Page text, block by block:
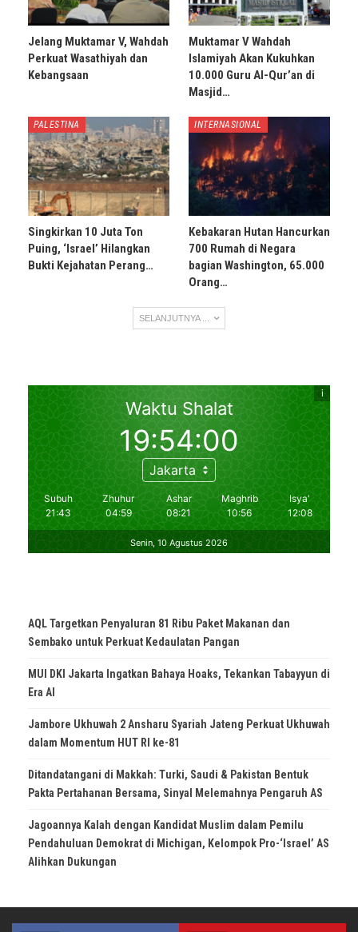
Jelang Muktamar V, Wahdah
Perkuat Wasathiyah dan
Kebangsaan
Muktamar V Wahdah
Islamiyah Akan Kukuhkan
10.000 Guru Al-Qur’an di
Masjid…
PALESTINA
Singkirkan 10 Juta Ton
Puing, ‘Israel’ Hilangkan
Bukti Kejahatan Perang…
INTERNASIONAL
Kebakaran Hutan Hancurkan
700 Rumah di Negara
bagian Washington, 65.000
Orang…
SELANJUTNYA ...
AQL Targetkan Penyaluran 81 Ribu Paket Makanan dan
Sembako untuk Perkuat Kedaulatan Pangan
MUI DKI Jakarta Ingatkan Bahaya Hoaks, Tekankan Tabayyun di
Era AI
Jambore Ukhuwah 2 Ansharu Syariah Jateng Perkuat Ukhuwah
dalam Momentum HUT RI ke-81
Ditandatangani di Makkah: Turki, Saudi & Pakistan Bentuk
Pakta Pertahanan Bersama, Sinyal Melemahnya Pengaruh AS
Jagoannya Kalah dengan Kandidat Muslim dalam Pemilu
Pendahuluan Demokrat di Michigan, Kelompok Pro-‘Israel’ AS
Alihkan Dukungan